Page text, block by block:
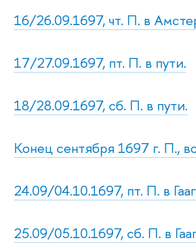
16/26.09.1697, чт. П. в
17/27.09.1697, пт. П. в пути.
18/28.09.1697, сб. П. в пути.
Конец сентября 1697 г. П.,
24.09/04.10.1697, пт. П. в
25.09/05.10.1697, сб. П. в